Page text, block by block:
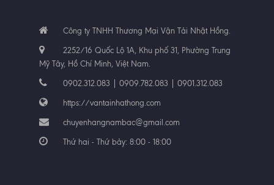
Công ty TNHH Thương Mại Vận Tải Nhật Hồng.
2252/16 Quốc Lộ 1A, Khu phố 31, Phường Trung
Mỹ Tây, Hồ Chí Minh, Việt Nam.
0902.312.083 | 0909.782.083 | 0901.312.083
https://vantainhathong.com
chuyenhangnambac@gmail.com
Thứ hai - Thứ bảy: 8:00 - 18:00